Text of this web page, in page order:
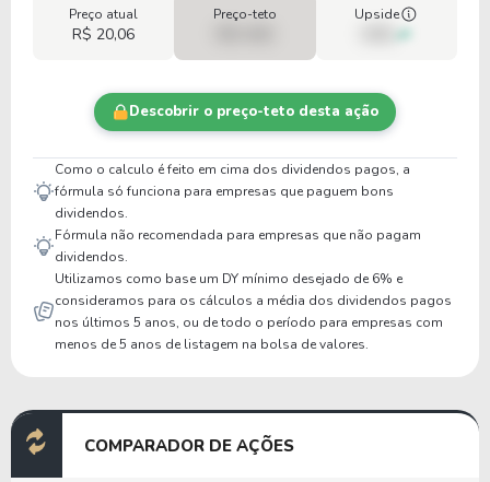
Preço atual
R$ 20,06
Preço-teto Upside
Descobrir o preço-teto desta ação
Como o calculo é feito em cima dos dividendos pagos, a
fórmula só funciona para empresas que paguem bons
dividendos.
Fórmula não recomendada para empresas que não pagam
dividendos.
Utilizamos como base um DY mínimo desejado de 6% e
consideramos para os cálculos a média dos dividendos pagos
nos últimos 5 anos, ou de todo o período para empresas com
menos de 5 anos de listagem na bolsa de valores.
COMPARADOR DE AÇÕES